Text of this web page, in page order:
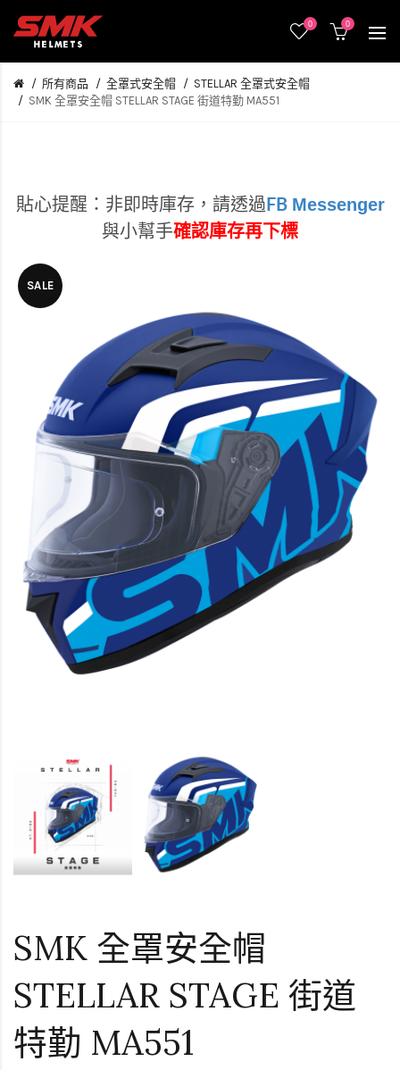
0 0
所有商品 全罩式安全帽
STELLAR 全罩式安全帽
SMK 全罩安全帽 STELLAR STAGE 街道特勤 MA551
貼心提醒：非即時庫存， 請透過 FB Messenger
與小幫手確認庫存再下標
SALE
SMK 全罩安全帽
STELLAR STAGE 街道
特勤 MA551